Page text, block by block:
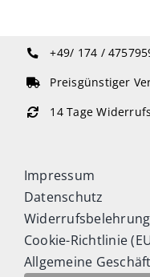
+49/ 174 /
Preisgünstiger
14 Tage
Impressum
Datenschutz
Widerrufsbelehrung
Cookie-Richtlinie
Allgemeine